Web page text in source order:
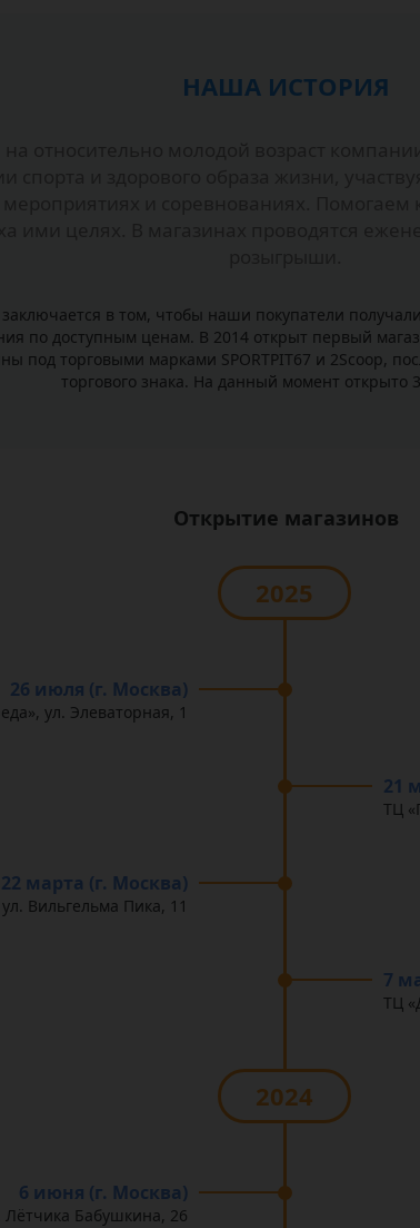
НАША ИСТОРИЯ
в том, чтобы наши покупатели
по доступным ценам. В 2014 открыт первый
под торговыми марками SPORTPIT67 и 2Scoop,
торгового знака. На данный момент открыто
Открытие магазинов
2025
26 июля (г. Москва)
ул. Элеваторная, 1
21
ТЦ
22 марта (г. Москва)
Вильгельма Пика, 11
7
ТЦ
2024
6 июня (г. Москва)
Бабушкина, 26